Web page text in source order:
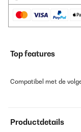
Top features
Compatibel met de
Productdetails